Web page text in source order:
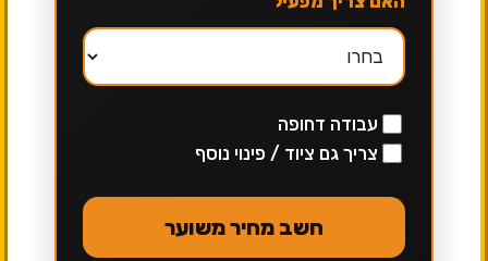
עבודה דחופה
צריך גם ציוד / פינוי נוסף
חשב מחיר משוער